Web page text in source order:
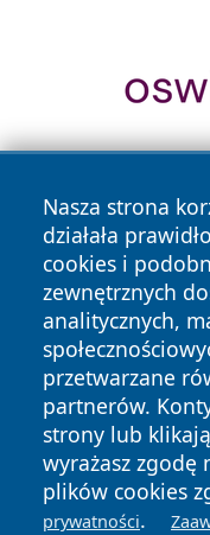
Nasza strona
działała
cookies i
zewnętrznych
analitycznych,
przetwarzane
partnerów.
strony lub
wyrażasz zgodę
plików cookies
prywatności.
Copyright © 2026
zastrzeżone.
News Autorzy